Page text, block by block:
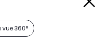
vue 360°